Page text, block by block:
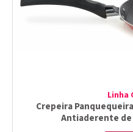
Linha
Crepeira
Antiaderente